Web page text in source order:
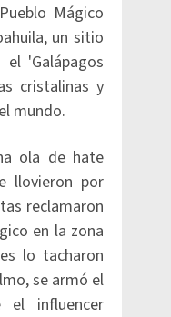
Mágico
un sitio
el 'Galápagos
cristalinas y
mundo.
ola de hate
llovieron por
reclamaron
en la zona
lo tacharon
se armó el
el influencer